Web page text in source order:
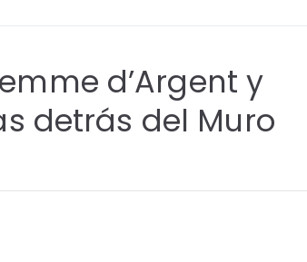
d’Argent y
detrás del Muro